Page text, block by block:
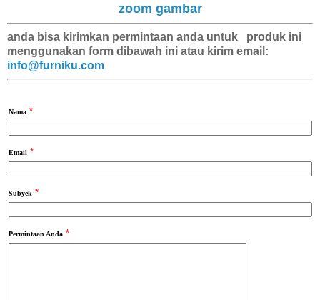
zoom gambar
anda bisa kirimkan permintaan anda untuk produk ini
menggunakan form dibawah ini atau kirim email:
info@furniku.com
Nama *
Email *
Subyek *
Permintaan Anda *